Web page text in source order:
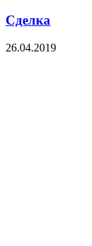
Сделка
26.04.2019